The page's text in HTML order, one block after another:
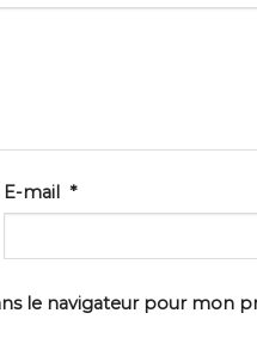
E-mail*
le navigateur pour mon